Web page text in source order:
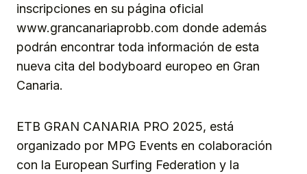
inscripciones en su página oficial
www.grancanariaprobb.com donde además
podrán encontrar toda información de esta
nueva cita del bodyboard europeo en Gran
Canaria.
ETB GRAN CANARIA PRO 2025, está
organizado por MPG Events en colaboración
con la European Surfing Federation y la